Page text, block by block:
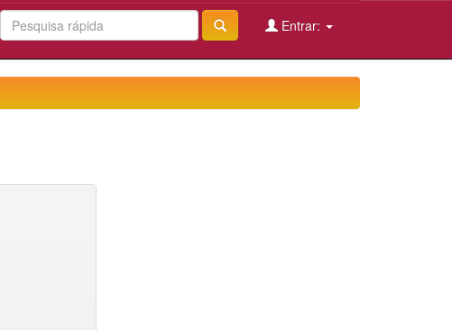
Entrar: